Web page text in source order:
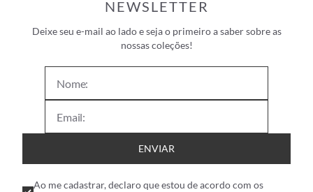
NEWSLETTER
Deixe seu e-mail ao lado e seja o primeiro a saber sobre as
nossas coleções!
ENVIAR
Ao me cadastrar, declaro que estou de acordo com os